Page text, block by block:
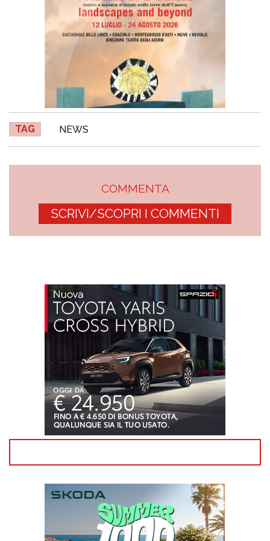
TAG NEWS
COMMENTA
SCRIVI/SCOPRI I COMMENTI